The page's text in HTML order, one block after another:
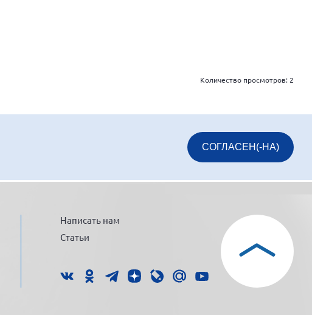
Количество просмотров: 2
СОГЛАСЕН(-НА)
Написать нам
Статьи